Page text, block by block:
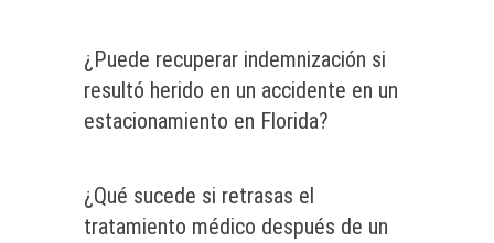
¿Puede recuperar indemnización si
resultó herido en un accidente en un
estacionamiento en Florida?
¿Qué sucede si retrasas el
tratamiento médico después de un